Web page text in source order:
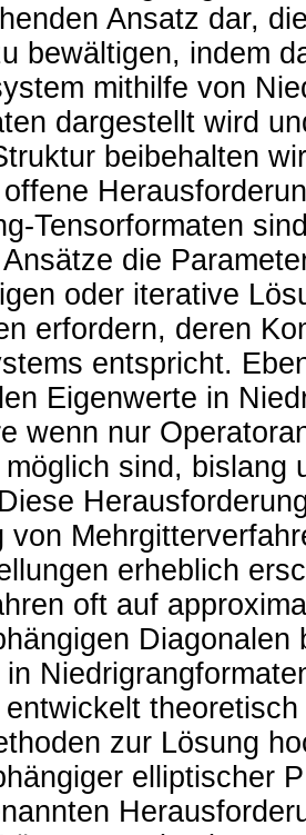
Ansatz dar,
bewältigen, indem
mithilfe von
dargestellt wird
beibehalten
Tensorformaten
die
oder iterative
erfordern, deren
entspricht.
Eigenwerte in
wenn nur
sind, bislang
von
erheblich
oft auf
in
zur Lösung
elliptischer